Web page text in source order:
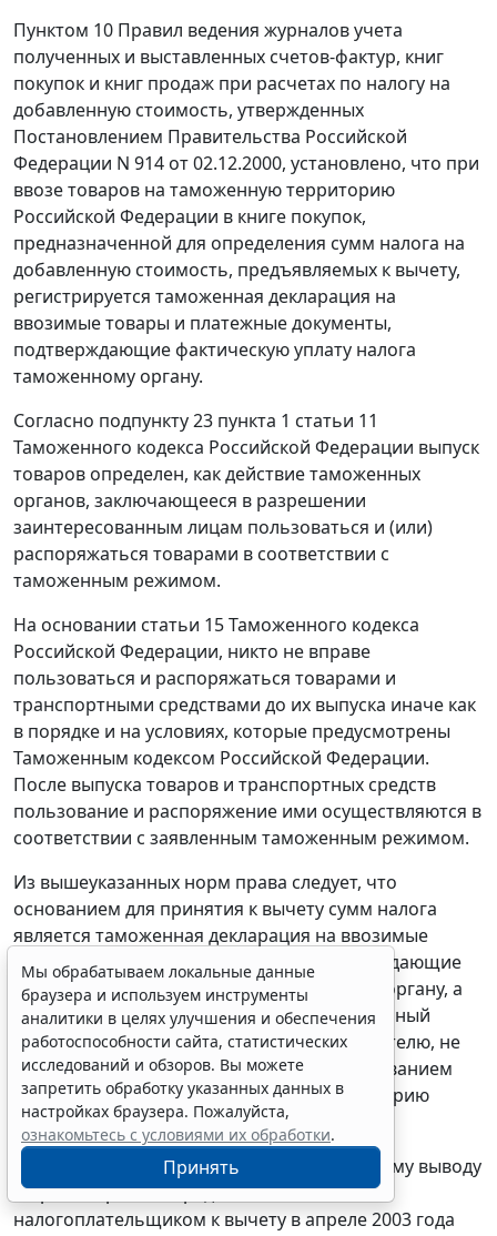
Пунктом 10 Правил ведения журналов учета
полученных и выставленных счетов-фактур, книг
покупок и книг продаж при расчетах по налогу на
добавленную стоимость, утвержденных
Постановлением Правительства Российской
Федерации N 914 от 02.12.2000, установлено, что при
ввозе товаров на таможенную территорию
Российской Федерации в книге покупок,
предназначенной для определения сумм налога на
добавленную стоимость, предъявляемых к вычету,
регистрируется таможенная декларация на
ввозимые товары и платежные документы,
подтверждающие фактическую уплату налога
таможенному органу.
Согласно подпункту 23 пункта 1 статьи 11
Таможенного кодекса Российской Федерации выпуск
товаров определен, как действие таможенных
органов, заключающееся в разрешении
заинтересованным лицам пользоваться и (или)
распоряжаться товарами в соответствии с
таможенным режимом.
На основании статьи 15Таможенного кодекса
Российской Федерации, никто не вправе
пользоваться и распоряжаться товарами и
транспортными средствами до их выпуска иначе как
в порядке и на условиях, которые предусмотрены
Таможенным кодексом Российской Федерации.
После выпуска товаров и транспортных средств
пользование и распоряжение ими осуществляются в
соответствии с заявленным таможенным режимом.
Из вышеуказанных норм права следует, что
основанием для принятия к вычету сумм налога
является таможенная декларация на ввозимые
товары и платежные документы, подтверждающие
фактическую уплату налога таможенному органу, а
счет-фактура от 04 апреля 2003 года, выданный
иностранным контрагентом предпринимателю, не
мог являться документом, служащим основанием
для оприходования ввезенного на территорию
Российской Федерации товара.
Таким образом, суд пришел к неправильному выводу
о правомерности предъявления
налогоплательщиком к вычету в апреле 2003 года
Мы обрабатываем локальные данные
браузера и используем инструменты
аналитики в целях улучшения и обеспечения
работоспособности сайта, статистических
исследований и обзоров. Вы можете
запретить обработку указанных данных в
настройках браузера. Пожалуйста,
ознакомьтесь с условиями их обработки.
Принять